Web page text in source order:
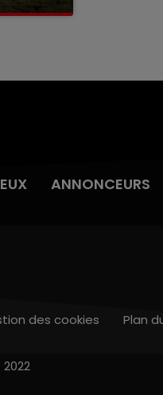
ANNONCEURS
des cookies Plan
2022